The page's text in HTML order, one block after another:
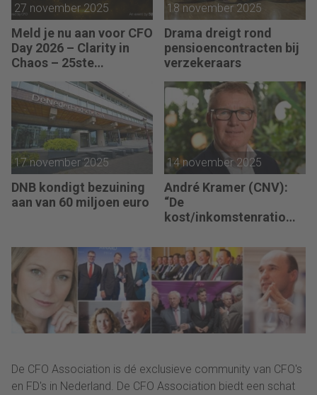
27 november 2025
Meld je nu aan voor CFO
Day 2026 – Clarity in
Chaos – 25ste
18 november 2025
Drama dreigt rond
pensioencontracten bij
verzekeraars
17 november 2025
DNB kondigt bezuining
aan van 60 miljoen euro
14 november 2025
André Kramer (CNV):
“De
kost/inkomstenratio
ligt rond de 70%,
grotendeels
personeelskosten.”
De CFO Association is dé exclusieve community van CFO's
en FD's in Nederland. De CFO Association biedt een schat